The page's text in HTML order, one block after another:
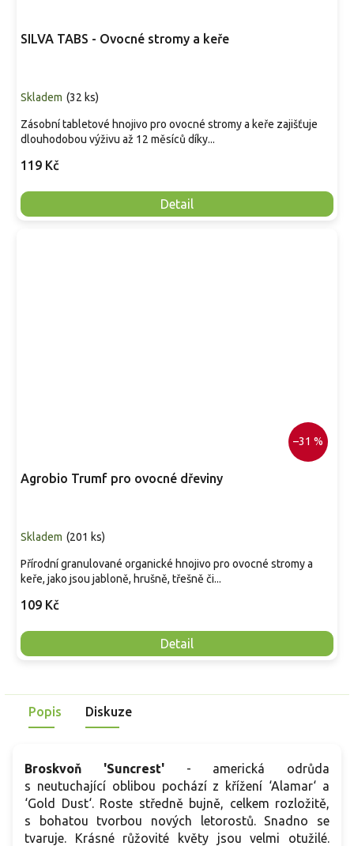
SILVA TABS - Ovocné stromy a keře
Skladem (32 ks)
119 Kč
Detail
Zásobní tabletové hnojivo pro ovocné stromy a keře zajišťuje
dlouhodobou výživu až 12 měsíců díky...
–31 %
Agrobio Trumf pro ovocné dřeviny
Skladem (201 ks)
109 Kč
Detail
Přírodní granulované organické hnojivo pro ovocné stromy a
keře, jako jsou jabloně, hrušně, třešně či...
Popis Diskuze
Broskvoň 'Suncrest'- americká odrůda
s neutuchající oblibou pochází z křížení ‘Alamar‘ a
‘Gold Dust‘. Roste středně bujně, celkem rozložitě,
s bohatou tvorbou nových letorostů. Snadno se
tvaruje. Krásné růžovité květy jsou velmi otužilé.